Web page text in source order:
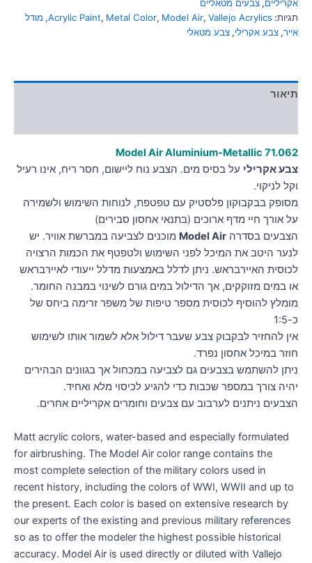
אקריליים, צבעים מטאליים
תגיות:
Acrylic Paint, Metal Color, Model Air, Vallejo Acrylics
, מודל
אייר, צבע אקרילי, צבע מטאלי
תיאור
Model Air Aluminium-Metallic 71.062
צבע אקרילי על בסיס מים. הצבע נוח ליישום, חסר ריח, אינו רעיל
וקל לניקוי.
מסופק בבקבוקון פלסטיק עם טפטפת, לנוחות השימוש ולשמירה
על אורך חיי מדף ארוכים (בתנאי אחסון סבירים)
הצבעים בסדרה Model Air מוכנים לצביעה במברשת אוויר. יש
לנער היטב את המיכל לפני השימוש ולטפטף את הכמות הרצויה
לכוסית האיירבראש. ניתן לדלל באמצעות מדלל ייעודי לאיירבראש
או במים מזוקקים, אך הדילול במים גורם לשינוי במבנה החומר.
מומלץ להוסיף לכוסית מספר טיפות של משפר זרימה ביחס של
כ-1:5
אין להחזיר לבקבוק צבע שעבר דילול אלא לשמור אותו לשימוש
חוזר במיכל אחסון נפרד.
ניתן להשתמש בצבעים גם לצביעה במכחול אך בגוונים הבהירים
יהיה צורך במספר שכבות כדי להגיע לכיסוי מלא ואחיד.
הצבעים ניתנים לערבוב עם צבעים וחומרים אקריליים אחרים.
Matt acrylic colors, water-based and especially formulated
for airbrushing. The Model Air color range contains the
most complete selection of the military colors used in
recent history, including the colors of WWI, WWII and up to
the present. Each color is based on extensive research by
our experts of the existing and previous military references
so as to offer the modeler the highest possible historical
accuracy. Model Air is used directly or diluted with Vallejo